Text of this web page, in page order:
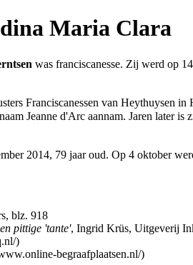
Maria Clara
was franciscanesse. Zij werd op
Franciscanessen van Heythuysen in
Jeanne d'Arc aannam. Jaren later
2014, 79 jaar oud. Op 4 oktober
, blz. 918
pittige 'tante', Ingrid Krüs, Uitgeverij